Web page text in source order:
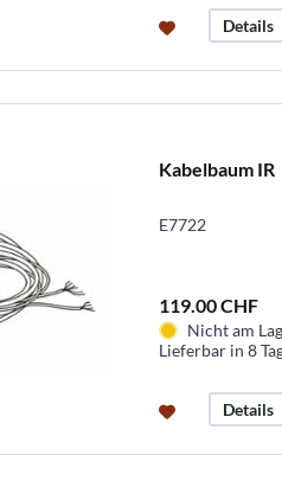
Details
Kabelbaum IR
E7722
119.00 CHF
Nicht am
Lieferbar in 8
Details